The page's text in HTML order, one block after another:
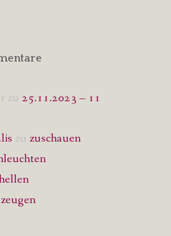
zu 25.11.2023 – 11
zu zuschauen